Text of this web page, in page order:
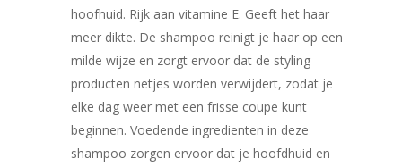
hoofhuid. Rijk aan vitamine E. Geeft het haar
meer dikte. De shampoo reinigt je haar op een
milde wijze en zorgt ervoor dat de styling
producten netjes worden verwijdert, zodat je
elke dag weer met een frisse coupe kunt
beginnen. Voedende ingredienten in deze
shampoo zorgen ervoor dat je hoofdhuid en